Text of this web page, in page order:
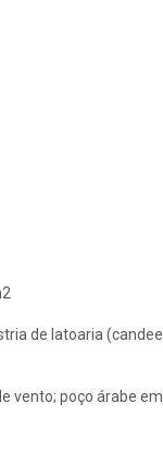
de latoaria
vento; poço árabe